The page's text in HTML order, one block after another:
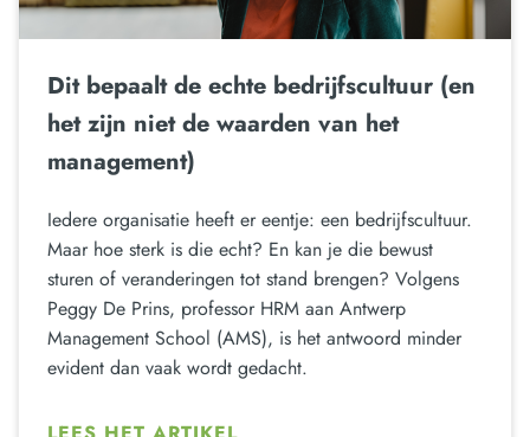
Dit bepaalt de echte bedrijfscultuur (en
het zijn niet de waarden van het
management)
Iedere organisatie heeft er eentje: een bedrijfscultuur.
Maar hoe sterk is die echt? En kan je die bewust
sturen of veranderingen tot stand brengen? Volgens
Peggy De Prins, professor HRM aan Antwerp
Management School (AMS), is het antwoord minder
evident dan vaak wordt gedacht.